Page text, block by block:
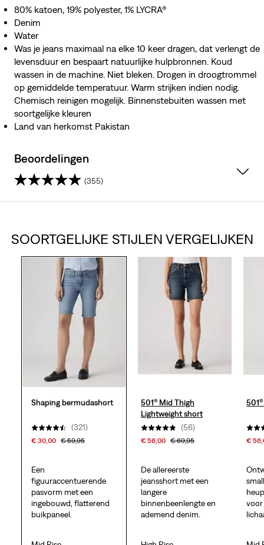
80% katoen, 19% polyester, 1% LYCRA®
Denim
Water
Was je jeans maximaal na elke 10 keer dragen, dat verlengt de
levensduur en bespaart natuurlijke hulpbronnen. Koud
wassen in de machine. Niet bleken. Drogen in droogtrommel
op gemiddelde temperatuur. Warm strijken indien nodig.
Chemisch reinigen mogelijk. Binnenstebuiten wassen met
soortgelijke kleuren
Land van herkomst Pakistan
Beoordelingen
(355)
de
beoordelingen
SOORTGELIJKE STIJLEN VERGELIJKEN
Shaping bermudashort
(321)
€ 30,00 € 59,95
501® Mid Thigh
Lightweight short
(56)
€ 56,00 € 69,95 €
Een
figuuraccentuerende
pasvorm met een
ingebouwd, flatterend
buikpaneel.
De allereerste
jeansshort met een
langere
binnenbeenlengte en
ademend denim.